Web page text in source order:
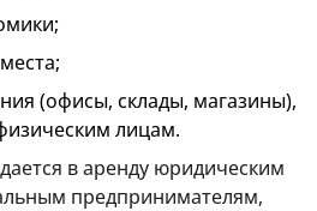
(офисы, склады, магазины),
лицам.
в аренду юридическим
предпринимателям,